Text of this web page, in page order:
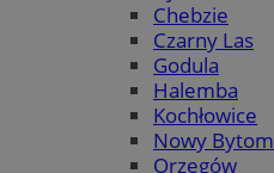
Chebzie
Czarny Las
Godula
Halemba
Kochłowice
Nowy Bytom
Orzegów